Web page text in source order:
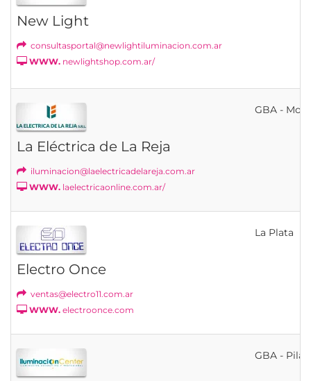
New Light
consultasportal@newlightiluminacion.com.ar
WWW. newlightshop.com.ar/
La Eléctrica de La Reja
iluminacion@laelectricadelareja.com.ar
WWW. laelectricaonline.com.ar/
GBA -
Electro Once
ventas@electro11.com.ar
WWW. electroonce.com
La Plata
GBA - Pilar